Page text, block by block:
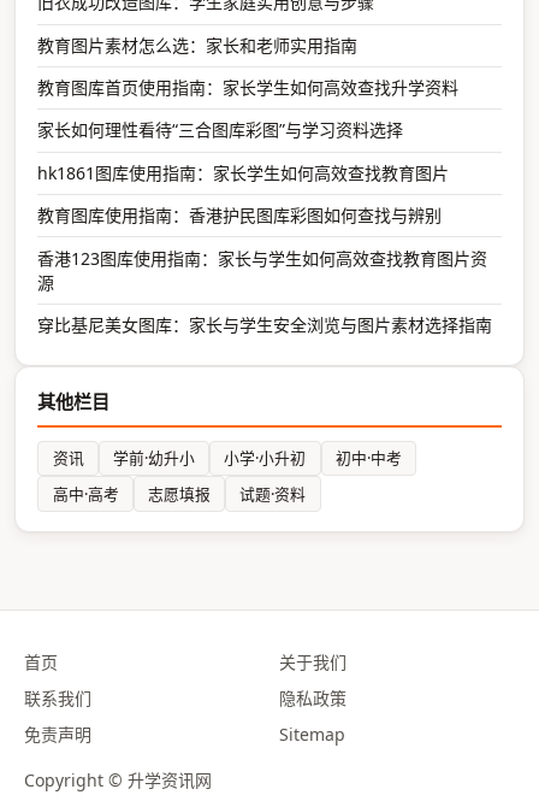
教育图片素材怎么选：家长和老师实用指南
教育图库首页使用指南：家长学生如何高效查找升学资料
家长如何理性看待“三合图库彩图”与学习资料选择
hk1861图库使用指南：家长学生如何高效查找教育图片
教育图库使用指南：香港护民图库彩图如何查找与辨别
香港123图库使用指南：家长与学生如何高效查找教育图片资
源
穿比基尼美女图库：家长与学生安全浏览与图片素材选择指南
其他栏目
资讯 学前·幼升小 小学·小升初
初中·中考
高中·高考
志愿填报 试题·资料
首页
关于我们
联系我们
隐私政策
免责声明
Sitemap
Copyright © 升学资讯网